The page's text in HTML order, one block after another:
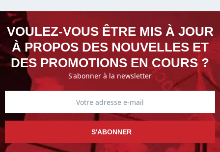
VOULEZ-VOUS ÊTRE MIS À JOUR
À PROPOS DES NOUVELLES ET
DES PROMOTIONS EN COURS ?
S'abonner à la newsletter
S'ABONNER